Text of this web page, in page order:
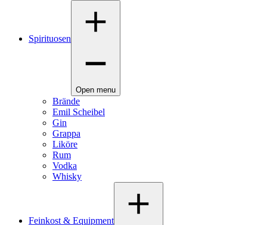
Spirituosen
Open menu
Brände
Emil Scheibel
Gin
Grappa
Liköre
Rum
Vodka
Whisky
Feinkost & Equipment